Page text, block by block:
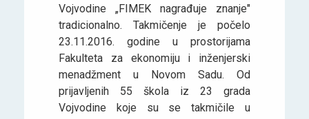
Vojvodine „FIMEK nagrađuje znanje"
tradicionalno. Takmičenje je počelo
23.11.2016. godine u prostorijama
Fakulteta za ekonomiju i inženjerski
menadžment u Novom Sadu. Od
prijavljenih 55 škola iz 23 grada
Vojvodine koje su se takmičile u